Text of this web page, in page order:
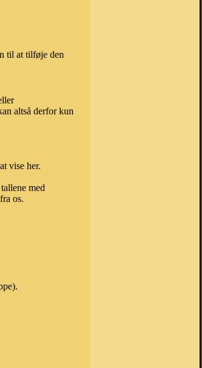
til at tilføje den
altså derfor kun
vise her.
med
os.